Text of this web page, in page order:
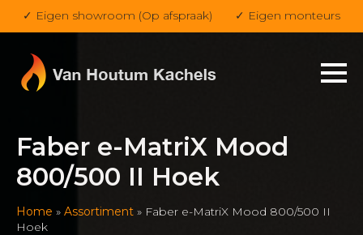
✓ Eigen showroom (Op afspraak) ✓ Eigen monteurs
Faber e-MatriX Mood
800/500 II Hoek
Home » Assortiment » Faber e-MatriX Mood 800/500 II
Hoek